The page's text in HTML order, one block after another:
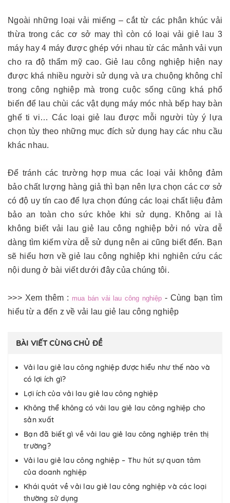
Ngoài những loại vải miếng – cắt từ các phân khúc vải
thừa trong các cơ sở may thì còn có loại vải giẻ lau 3
máy hay 4 máy được ghép với nhau từ các mảnh vải vụn
cho ra độ thẩm mỹ cao. Giẻ lau công nghiệp hiện nay
được khá nhiều người sử dụng và ưa chuộng không chỉ
trong công nghiệp mà trong cuộc sống cũng khá phổ
biến để lau chùi các vật dụng máy móc nhà bếp hay bàn
ghế ti vi… Các loại giẻ lau được mỗi người tùy ý lựa
chọn tùy theo những mục đích sử dụng hay các nhu cầu
khác nhau.
Để tránh các trường hợp mua các loại vải không đảm
bảo chất lượng hàng giả thì bạn nên lựa chọn các cơ sở
có độ uy tín cao để lựa chọn đúng các loại chất liệu đảm
bảo an toàn cho sức khỏe khi sử dụng. Không ai là
không biết vải lau giẻ lau công nghiệp bởi nó vừa dễ
dàng tìm kiếm vừa dễ sử dụng nên ai cũng biết đến. Bạn
sẽ hiểu hơn về giẻ lau công nghiệp khi nghiên cứu các
nội dung ở bài viết dưới đây của chúng tôi.
>>> Xem thêm : mua bán vải lau công nghiệp- Cùng bạn tìm
hiểu từ a đến z về vải lau giẻ lau công nghiệp
BÀI VIẾT CÙNG CHỦ ĐỀ
Vải lau giẻ lau công nghiệp được hiểu như thế nào và
có lợi ích gì?
Lợi ích của vải lau giẻ lau công nghiệp
Không thể không có vải lau giẻ lau công nghiệp cho
sản xuất
Bạn đã biết gì về vải lau giẻ lau công nghiệp trên thị
trường?
Vải lau giẻ lau công nghiệp – Thu hút sự quan tâm
của doanh nghiệp
Khái quát về vải lau giẻ lau công nghiệp và các loại
thường sử dụng